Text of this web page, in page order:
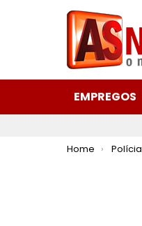
EMPREGOS
You are here:
Home Polícia